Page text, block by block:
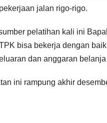
jalan rigo-rigo.
pelatihan kali ini
bisa bekerja dengan
dan anggaran
ini rampung akhir